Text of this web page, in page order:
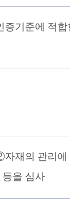
증기준에 적합
재의 관리에
을 심사